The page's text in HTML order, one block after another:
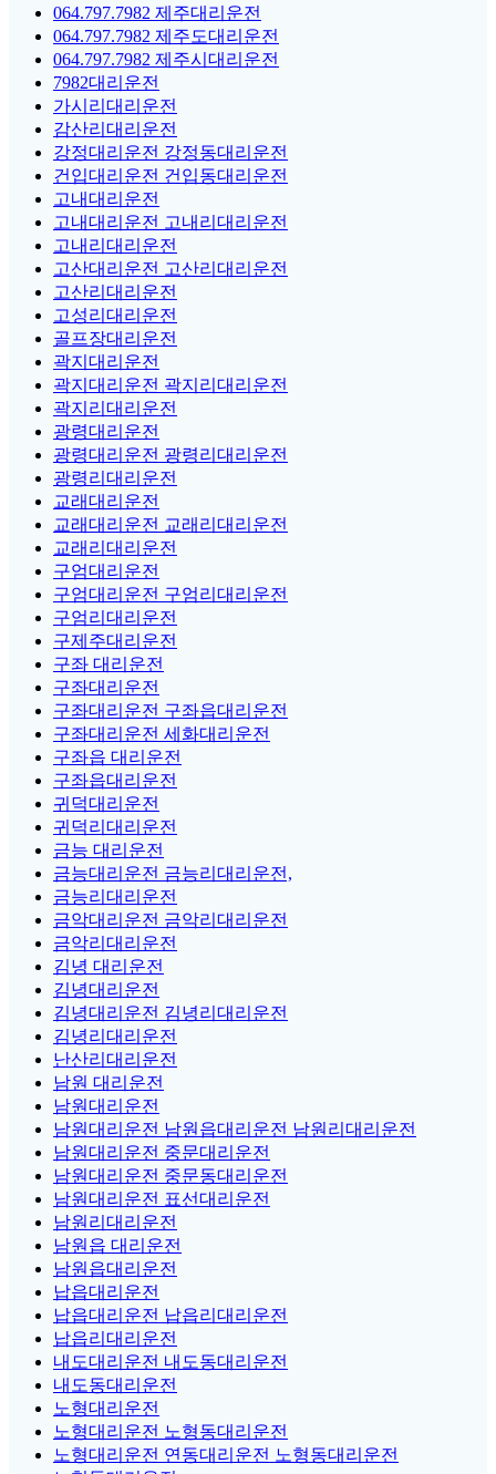
064.797.7982 제주대리운전
064.797.7982 제주도대리운전
064.797.7982 제주시대리운전
7982대리운전
가시리대리운전
감산리대리운전
강정대리운전 강정동대리운전
건입대리운전 건입동대리운전
고내대리운전
고내대리운전 고내리대리운전
고내리대리운전
고산대리운전 고산리대리운전
고산리대리운전
고성리대리운전
골프장대리운전
곽지대리운전
곽지대리운전 곽지리대리운전
곽지리대리운전
광령대리운전
광령대리운전 광령리대리운전
광령리대리운전
교래대리운전
교래대리운전 교래리대리운전
교래리대리운전
구엄대리운전
구엄대리운전 구엄리대리운전
구엄리대리운전
구제주대리운전
구좌 대리운전
구좌대리운전
구좌대리운전 구좌읍대리운전
구좌대리운전 세화대리운전
구좌읍 대리운전
구좌읍대리운전
귀덕대리운전
귀덕리대리운전
금능 대리운전
금능대리운전 금능리대리운전,
금능리대리운전
금악대리운전 금악리대리운전
금악리대리운전
김녕 대리운전
김녕대리운전
김녕대리운전 김녕리대리운전
김녕리대리운전
난산리대리운전
남원 대리운전
남원대리운전
남원대리운전 남원읍대리운전 남원리대리운전
남원대리운전 중문대리운전
남원대리운전 중문동대리운전
남원대리운전 표선대리운전
남원리대리운전
남원읍 대리운전
남원읍대리운전
납읍대리운전
납읍대리운전 납읍리대리운전
납읍리대리운전
내도대리운전 내도동대리운전
내도동대리운전
노형대리운전
노형대리운전 노형동대리운전
노형대리운전 연동대리운전 노형동대리운전